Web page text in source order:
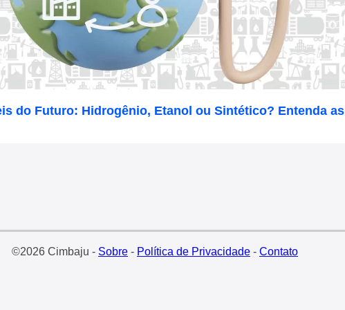
do Futuro: Hidrogênio, Etanol ou Sintético? Entenda as
©2026 Cimbaju - Sobre- Política de Privacidade- Contato